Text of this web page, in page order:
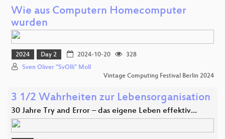
Wie aus Computern Homecomputer
wurden
2024 Day 2 2024-10-20
328
Sven Oliver "SvOlli" Moll
Vintage Computing Festival Berlin 2024
3 1/2 Wahrheiten zur Lebensorganisation
30 Jahre Try and Error – das eigene Leben effektiv…